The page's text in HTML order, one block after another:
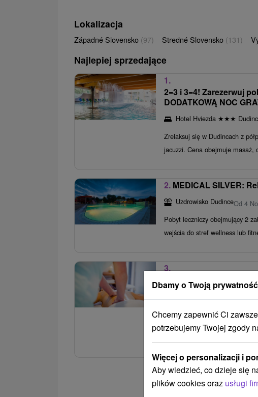
Lokalizacja
Západné Slovensko (97) Stredné Slovensko (131)
Najlepiej sprzedające
1.
2=3 i 3=4! Zarezerwuj
DODATKOWĄ NOC
Hotel Hviezda ★★★
Zrelaksuj się w Dudincach z
jacuzzi. Cena obejmuje masaż,
2. MEDICAL SILVER:
Uzdrowisko DudinceOd 4
Pobyt leczniczy obejmujący 2
wejścia do stref wellness lub
3.
Pobyt seniora z
relaksacyjny w cenie
Do Państwa dyspozycji
Dbamy o Twoją prywatność
Chcemy zapewnić Ci
potrzebujemy Twojej zgody
Więcej o personalizacji i
Aby wiedzieć, co dzieje się
plików cookies oraz usługi